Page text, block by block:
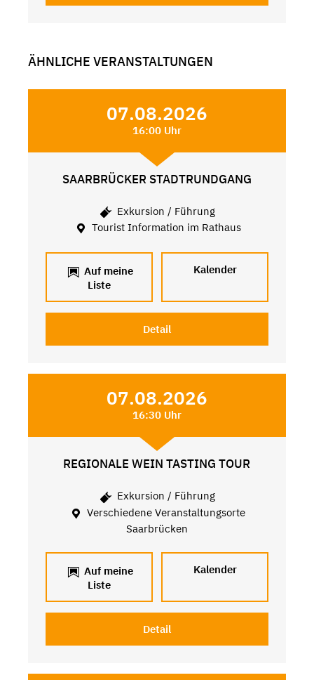
ÄHNLICHE VERANSTALTUNGEN
07.08.2026
16:00 Uhr
SAARBRÜCKER STADTRUNDGANG
Exkursion / Führung
Tourist Information im Rathaus
Auf meine
Liste
Kalender
Detail
07.08.2026
16:30 Uhr
REGIONALE WEIN TASTING TOUR
Exkursion / Führung
Verschiedene Veranstaltungsorte
Saarbrücken
Auf meine
Liste
Kalender
Detail